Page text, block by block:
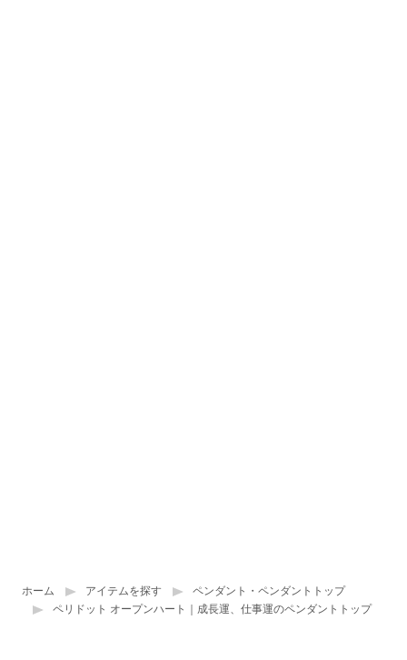
ホーム アイテムを探す
ペンダント・ペンダントトップ
ペリドット オープンハート｜成長運、仕事運のペンダントトップ